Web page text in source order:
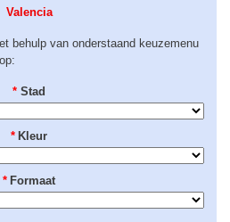
Valencia
behulp van onderstaand keuzemenu
* Stad
* Kleur
* Formaat